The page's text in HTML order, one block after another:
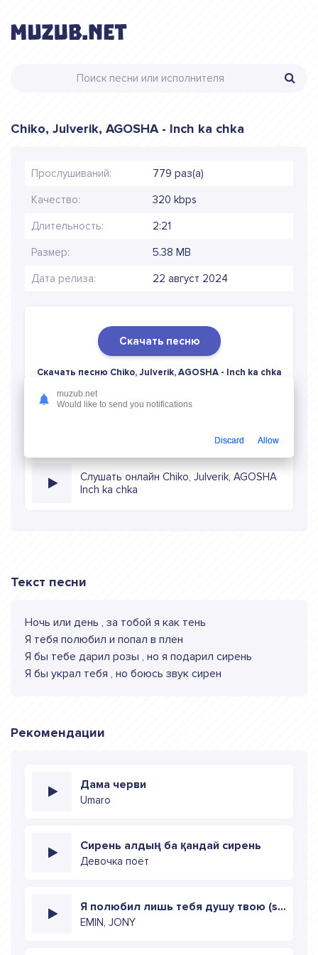
Chiko, Julverik, AGOSHA - Inch ka chka
Прослушиваний: 779 раз(а)
Качество: 320 kbps
Длительность: 2:21
Размер: 5.38 MB
Дата релиза: 22 август 2024
Скачать песню
Скачать песню Chiko, Julverik, AGOSHA - Inch ka chka
слушать музыку в режиме онлайн
Слушать онлайн Chiko, Julverik, AGOSHA
Inch ka chka
Текст песни
Ночь или день , за тобой я как тень
Я тебя полюбил и попал в плен
Я бы тебе дарил розы , но я подарил сирень
Я бы украл тебя , но боюсь звук сирен
Рекомендации
Дама черви
Umaro
Сирень алдың ба қандай сирень
Девочка поёт
Я полюбил лишь тебя душу твою (speed up)
EMIN, JONY
muzub.net
Would like to send you notifications
Discard Allow